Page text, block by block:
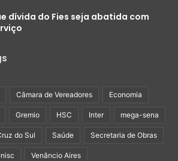
dívida do Fies seja abatida com
Câmara de Vereadores Economia
Gremio HSC Inter mega-sena
do Sul Saúde Secretaria de Obras
Venâncio Aires